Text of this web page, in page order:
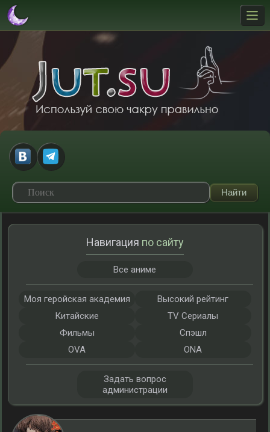
Навигация по сайту
Все аниме
Моя геройская академия
Высокий рейтинг
Китайские
TV Сериалы
Фильмы
Спэшл
OVA
ONA
Задать вопрос
администрации